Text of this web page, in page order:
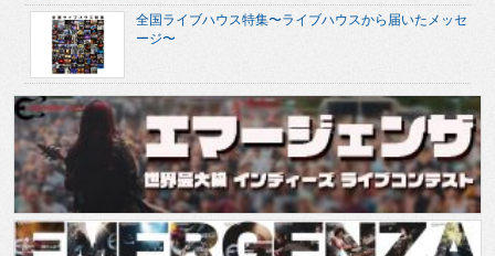
全国ライブハウス特集〜ライブハウスから届いたメッセ
ージ〜